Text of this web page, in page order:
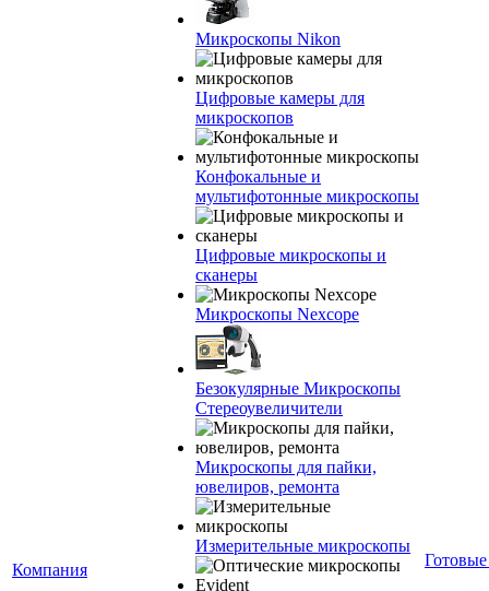
Компания
Микроскопы Nikon
Цифровые камеры для
микроскопов
Конфокальные и
мультифотонные микроскопы
Цифровые микроскопы и
сканеры
Микроскопы Nexcope
Безокулярные Микроскопы
Стереоувеличители
Микроскопы для пайки,
ювелиров, ремонта
Измерительные микроскопы